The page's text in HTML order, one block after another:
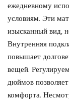
ежедневному
условиям. Эти
изысканный вид,
Внутренняя
повышает
вещей.
дюймов
комфорта.